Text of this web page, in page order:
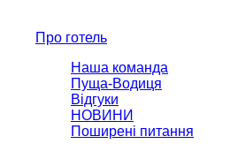
Про готель
Наша команда
Пуща-Водиця
Відгуки
НОВИНИ
Поширені питання